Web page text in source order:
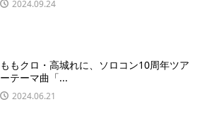
2024.09.24
ももクロ・高城れに、ソロコン10周年ツア
ーテーマ曲「...
2024.06.21